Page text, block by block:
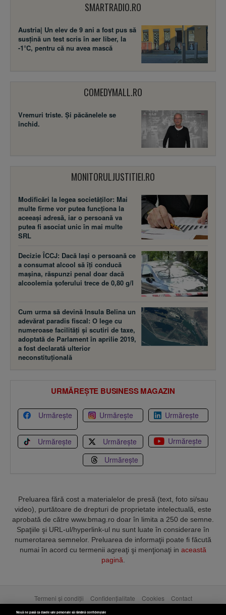
SMARTRADIO.RO
Austria| Un elev de 9 ani a fost pus să
susţină un test scris în aer liber, la
-1°C, pentru că nu avea mască
COMEDYMALL.RO
Vremuri triste. Şi păcănelele se
închid.
MONITORULJUSTITIEI.RO
Modificări la legea societăţilor: Mai
multe firme vor putea funcţiona la
aceeaşi adresă, iar o persoană va
putea fi asociat unic în mai multe
SRL
Decizie ÎCCJ: Dacă laşi o persoană ce
a consumat alcool să îţi conducă
maşina, răspunzi penal doar dacă
alcoolemia şoferului trece de 0,80 g/l
Cum urma să devină Insula Belina un
adevărat paradis fiscal: O lege cu
numeroase facilităţi şi scutiri de taxe,
adoptată de Parlament în aprilie 2019,
a fost declarată ulterior
neconstituţională
URMĂREȘTE BUSINESS MAGAZIN
Urmărește Urmărește Urmărește
Urmărește Urmărește
Urmărește
Urmărește
Preluarea fără cost a materialelor de presă (text, foto si/sau
video), purtătoare de drepturi de proprietate intelectuală, este
aprobată de către www.bmag.ro doar în limita a 250 de semne.
Spaţiile şi URL-ul/hyperlink-ul nu sunt luate în considerare în
numerotarea semnelor. Preluarea de informaţii poate fi făcută
numai în acord cu termenii agreaţi şi menţionaţi in această
pagină
Termeni și condiții Confidențialitate Cookies Contact
Nouă ne pasă ca datele tale personale să rămână confidențiale